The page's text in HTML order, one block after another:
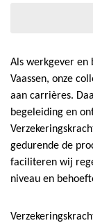
Als werkgever en
Vaassen, onze
aan carrières.
begeleiding en
gedurende de
faciliteren wij
niveau en